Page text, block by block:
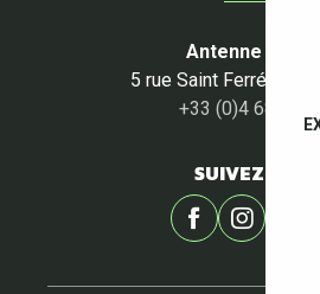
Antenne du
5 rue Saint Ferréol -
+33 (0)4 68 87
SUIVEZ-NOUS